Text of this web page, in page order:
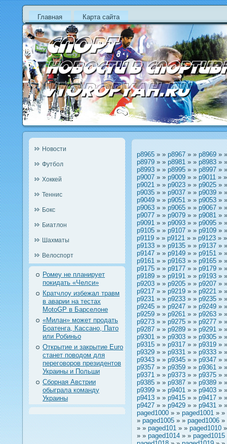
Главная Карта сайта
Новости
Футбол
Хоккей
Теннис
Бокс
Биатлон
Шахматы
Велоспорт
Ромеу не планирует
покидать «Челси»
Кратчлоу избежал травм
в аварии на тестах
MotoGP в Барселоне
«Милан» может продать
Боатенга, Кассано, Пато
или Робиньо
Открытие и закрытие Euro
станет поводом для
переговоров президентов
Украины и Польши
Сборная Австрии
обыграла команду
Украины
p8965» »p8967» »p8969»
p8979» »p8981» »p8983»
p8993» »p8995» »p8997»
p9007» »p9009» »p9011»
p9021» »p9023» »p9025»
p9035» »p9037» »p9039»
p9049» »p9051» »p9053»
p9063» »p9065» »p9067»
p9077» »p9079» »p9081»
p9091» »p9093» »p9095»
p9105» »p9107» »p9109»
p9119» »p9121» »p9123»
p9133» »p9135» »p9137»
p9147» »p9149» »p9151»
p9161» »p9163» »p9165»
p9175» »p9177» »p9179»
p9189» »p9191» »p9193»
p9203» »p9205» »p9207»
p9217» »p9219» »p9221»
p9231» »p9233» »p9235»
p9245» »p9247» »p9249»
p9259» »p9261» »p9263»
p9273» »p9275» »p9277»
p9287» »p9289» »p9291»
p9301 » »p9303» » p9305»
p9315» » p9317 » »p9319»
p9329 » »p9331 » » p9333»
p9343 » » p9345 » » p9347 »
p9357 » » p9359 » » p9361 »
p9371 » » p9373 » » p9375 »
p9385 » » p9387 » » p9389 »
p9399 » » p9401 » » p9403 »
p9413 » » p9415 » » p9417 »
p9427 » » p9429 » » p9431 »
paged1000 » » paged1001 » »
» paged1005 » » paged1006
» » paged101 » » paged1010
» » paged1014 » » paged1015